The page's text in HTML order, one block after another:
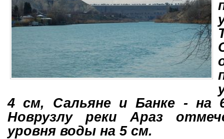
4 см, Сальяне и Банке - на
Новрузлу реки Араз
уровня воды на 5 см.